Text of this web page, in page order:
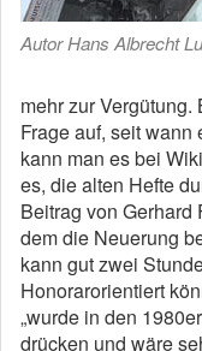
Autor Hans Albrecht
mehr zur
Frage auf, seit
kann man es bei
es, die alten Hefte
Beitrag von Gerhard
dem die Neuerung
kann gut zwei
Honorarorientiert
„wurde in den
drücken und wäre